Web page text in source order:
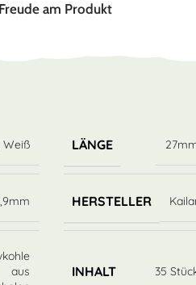
am Produkt
Weiß LÄNGE
HERSTELLER
aus
INHALT 35